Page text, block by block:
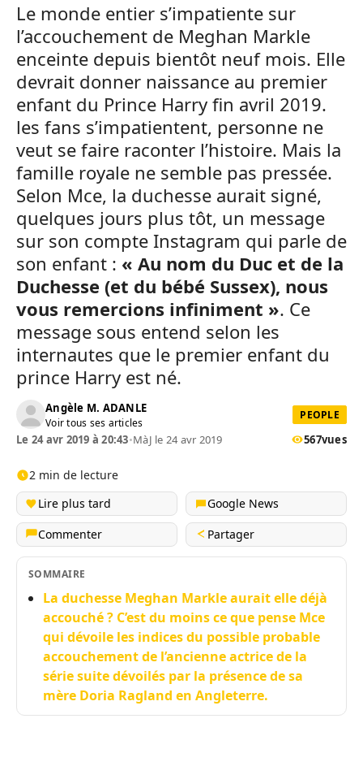
Le monde entier s’impatiente sur
l’accouchement de Meghan Markle
enceinte depuis bientôt neuf mois. Elle
devrait donner naissance au premier
enfant du Prince Harry fin avril 2019.
les fans s’impatientent, personne ne
veut se faire raconter l’histoire. Mais la
famille royale ne semble pas pressée.
Selon Mce, la duchesse aurait signé,
quelques jours plus tôt, un message
sur son compte Instagram qui parle de
son enfant : « Au nom du Duc et de la
Duchesse (et du bébé Sussex), nous
vous remercions infiniment ». Ce
message sous entend selon les
internautes que le premier enfant du
prince Harry est né.
Angèle M. ADANLE
Voir tous ses articles
PEOPLE
Le 24 avr 2019 à 20:43•MàJ le 24 avr 2019 567vues
2 min de lecture
Lire plus tard
Google News
Commenter
Partager
SOMMAIRE
La duchesse Meghan Markle aurait elle déjà
accouché ? C’est du moins ce que pense Mce
qui dévoile les indices du possible probable
accouchement de l’ancienne actrice de la
série suite dévoilés par la présence de sa
mère Doria Ragland en Angleterre.